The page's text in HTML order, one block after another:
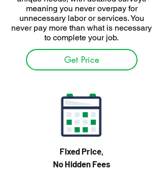
meaning you never overpay for
unnecessary labor or services. You
never pay more than what is necessary
to complete your job.
Get Price
Fixed Price,
No Hidden Fees